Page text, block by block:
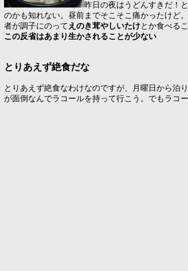
昨日の夜はうどんすきだ！
のかも知れない。昼前までそこそこ痛かったけど
者が調子にのって えのき茸やしいたけとか食べる
この反省はあまり生かされることが少ない
とりあえず絶食だな
とりあえず絶食なわけなのですが、月曜日から泊
が面倒なんでラコールを持って行こう。でもラコ